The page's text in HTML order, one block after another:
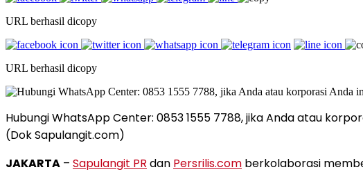
URL berhasil dicopy
URL berhasil dicopy
Hubungi WhatsApp Center: 0853 1555 7788, jika Anda atau
(Dok Sapulangit.com)
JAKARTA – Sapulangit PR dan Persrilis.com berkolaborasi